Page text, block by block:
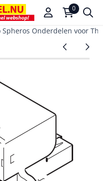
Kies instellingen of sta
0
Spheros Onderdelen voor